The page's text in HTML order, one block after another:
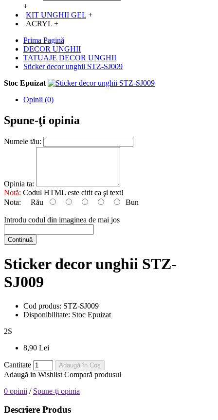
+
KIT UNGHII GEL +
ACRYL +
Prima Pagină
DECOR UNGHII
TATUAJE DECOR UNGHII
Sticker decor unghii STZ-SJ009
Stoc Epuizat
Opinii (0)
Spune-ţi opinia
Numele tău:
Opinia ta:
Notă: Codul HTML este citit ca şi text!
Nota: Rău Bun
Introdu codul din imaginea de mai jos
Continuă
Sticker decor unghii STZ-
SJ009
Cod produs: STZ-SJ009
Disponibilitate: Stoc Epuizat
2S
8,90 Lei
Cantitate Adaugă în Coş
Adaugă in Wishlist Compară produsul
0 opinii / Spune-ţi opinia
Descriere Produs